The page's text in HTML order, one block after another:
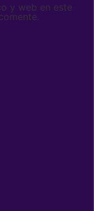
y web en este